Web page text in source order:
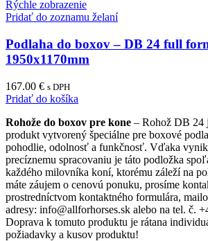
Rýchle zobrazenie
Pridať do zoznamu želaní
Podlaha do boxov – DB 24 full
1950x1170mm
167.00 € s DPH
Pridať do košíka
Rohože do boxov pre kone – Rohož DB 24
produkt vytvorený špeciálne pre boxové
pohodlie, odolnosť a funkčnosť. Vďaka
precíznemu spracovaniu je táto podložka
každého milovníka koní, ktorému záleží na
máte záujem o cenovú ponuku, prosíme
prostredníctvom kontaktného formulára,
adresy: info@allforhorses.sk alebo na tel. č.
Doprava k tomuto produktu je rátana
požiadavky a kusov produktu!